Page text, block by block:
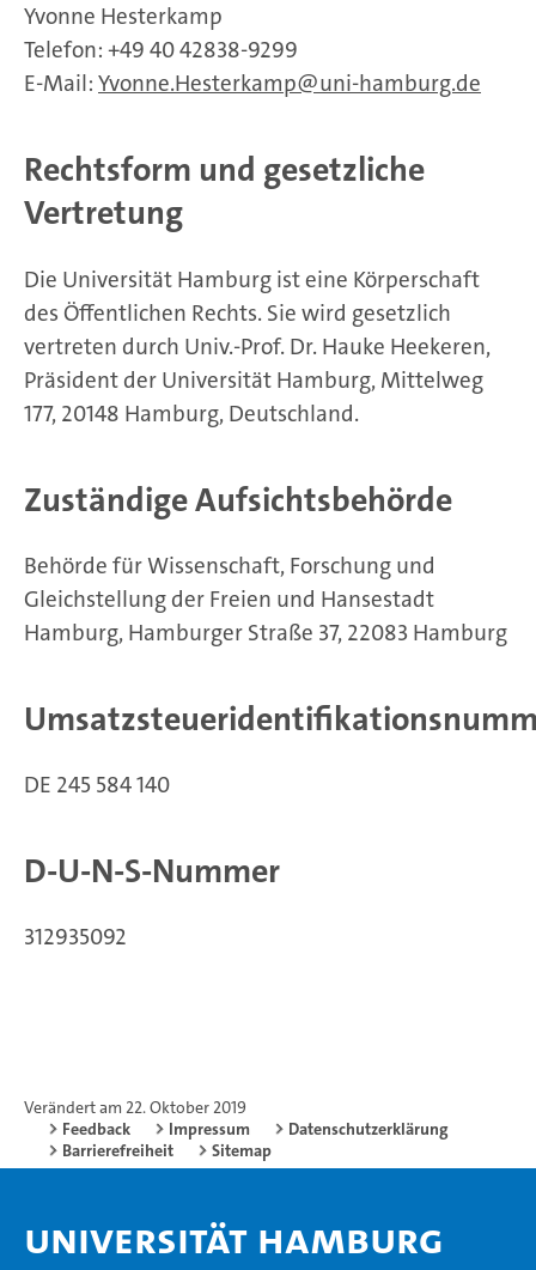
Yvonne Hesterkamp
Telefon: +49 40 42838-9299
E-Mail: Yvonne.Hesterkamp uni-hamburg.de
Rechtsform und gesetzliche
Vertretung
Die Universität Hamburg ist eine Körperschaft
des Öffentlichen Rechts. Sie wird gesetzlich
vertreten durch Univ.-Prof. Dr. Hauke Heekeren,
Präsident der Universität Hamburg, Mittelweg
177, 20148 Hamburg, Deutschland.
Zuständige Aufsichtsbehörde
Behörde für Wissenschaft, Forschung und
Gleichstellung der Freien und Hansestadt
Hamburg, Hamburger Straße 37, 22083 Hamburg
DE 245 584 140
D-U-N-S-Nummer
312935092
Verändert am 22. Oktober 2019
Feedback
Impressum
Datenschutzerklärung
Barrierefreiheit
Sitemap
Universität Hamburg